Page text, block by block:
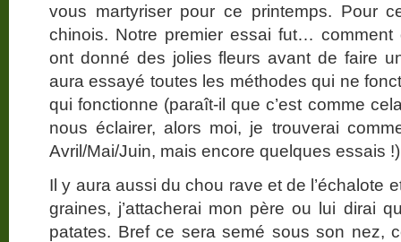
vous martyriser pour ce printemps. Pour
chinois. Notre premier essai fut… comment
ont donné des jolies fleurs avant de faire
aura essayé toutes les méthodes qui ne
qui fonctionne (paraît-il que c’est comme
nous éclairer, alors moi, je trouverai
Avril/Mai/Juin, mais encore quelques essais !)
Il y aura aussi du chou rave et de l’échalote
graines, j’attacherai mon père ou lui dirai
patates. Bref ce sera semé sous son nez,